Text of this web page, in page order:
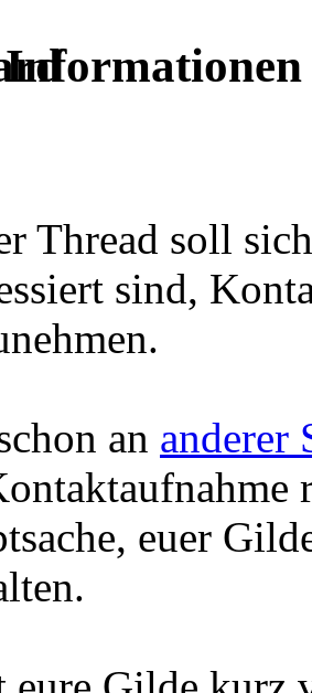
Thread soll
sind,
an anderer
euer